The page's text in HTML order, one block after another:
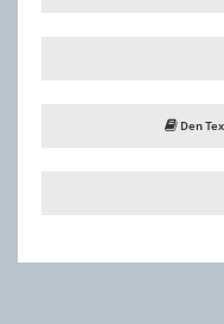
Den